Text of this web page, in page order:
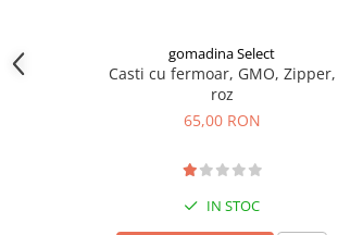
Indosariere documente
Produse digitale (download)
gomadina Select
Casti cu fermoar, GMO, Zipper,
roz
65,00 RON
IN STOC